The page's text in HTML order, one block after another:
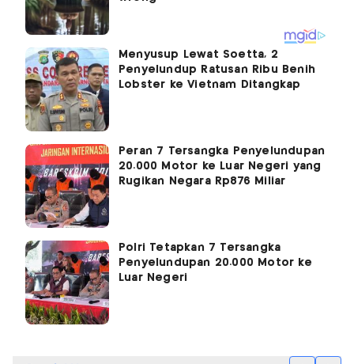
Menyusup Lewat Soetta, 2
Penyelundup Ratusan Ribu Benih
Lobster ke Vietnam Ditangkap
Peran 7 Tersangka Penyelundupan
20.000 Motor ke Luar Negeri yang
Rugikan Negara Rp876 Miliar
Polri Tetapkan 7 Tersangka
Penyelundupan 20.000 Motor ke
Luar Negeri